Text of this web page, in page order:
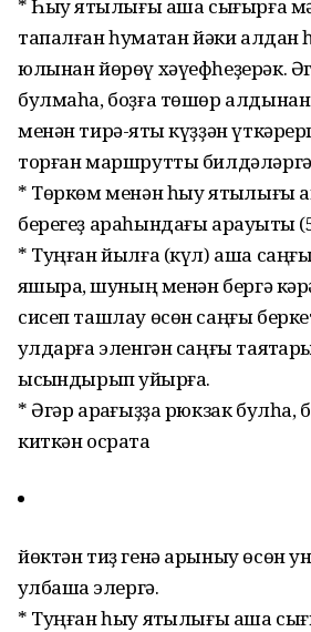
* Һыу ятҡылығы аша сығырға
тапалған һуҡмаҡтан йәки
юлынан йөрөү хәүефһеҙерәк.
булмаһа, боҙға төшөр
менән тирә-яҡты күҙҙән
торған маршрутты
* Төркөм менән һыу ятҡылығы
берегеҙ араһындағы арауыҡты
* Туңған йылға (күл) аша
яҡшыраҡ, шуның менән бергә
сисеп ташлау өсөн саңғы
ҡулдарға эленгән саңғы
ысҡындырып ҡуйырға.
* Әгәр арҡағыҙҙа рюкзак
киткән осраҡта
йөктән тиҙ генә арыныу өсөн
ҡулбашҡа элергә.
* Туңған һыу ятҡылығы аша